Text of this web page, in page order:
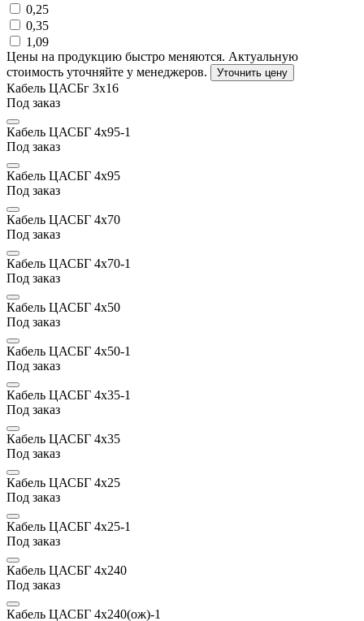
0,25
0,35
1,09
Цены на продукцию быстро меняются. Актуальную
стоимость уточняйте у менеджеров.
Уточнить цену
Кабель ЦАСБг 3х16
Под заказ
Кабель ЦАСБГ 4х95-1
Под заказ
Кабель ЦАСБГ 4х95
Под заказ
Кабель ЦАСБГ 4х70
Под заказ
Кабель ЦАСБГ 4х70-1
Под заказ
Кабель ЦАСБГ 4х50
Под заказ
Кабель ЦАСБГ 4х50-1
Под заказ
Кабель ЦАСБГ 4х35-1
Под заказ
Кабель ЦАСБГ 4х35
Под заказ
Кабель ЦАСБГ 4х25
Под заказ
Кабель ЦАСБГ 4х25-1
Под заказ
Кабель ЦАСБГ 4х240
Под заказ
Кабель ЦАСБГ 4х240(ож)-1